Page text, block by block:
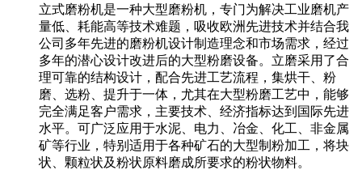
立式磨粉机是一种大型磨粉机，专门为解决工业磨机产
量低、耗能高等技术难题，吸收欧洲先进技术并结合我
公司多年先进的磨粉机设计制造理念和市场需求，经过
多年的潜心设计改进后的大型粉磨设备。立磨采用了合
理可靠的结构设计，配合先进工艺流程，集烘干、粉
磨、选粉、提升于一体，尤其在大型粉磨工艺中，能够
完全满足客户需求，主要技术、经济指标达到国际先进
水平。可广泛应用于水泥、电力、冶金、化工、非金属
矿等行业，特别适用于各种矿石的大型制粉加工，将块
状、颗粒状及粉状原料磨成所要求的粉状物料。